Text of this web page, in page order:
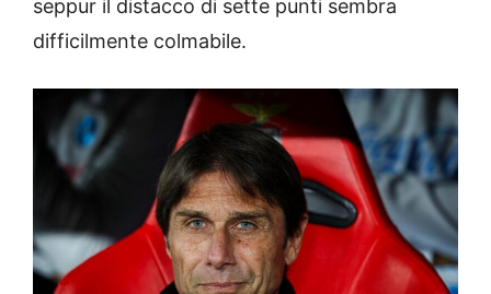
seppur il distacco di sette punti sembra
difficilmente colmabile.